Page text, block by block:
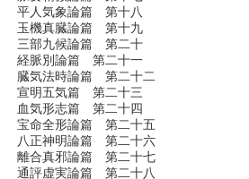
平人気象論篇 第十八
玉機真臓論篇 第十九
三部九候論篇 第二十
経脈別論篇 第二十一
臓気法時論篇 第二十二
宣明五気篇 第二十三
血気形志篇 第二十四
宝命全形論篇 第二十五
八正神明論篇 第二十六
離合真邪論篇 第二十七
通評虚実論篇 第二十八